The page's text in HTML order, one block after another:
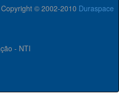
Copyright © 2002-2010 Duraspace
- NTI